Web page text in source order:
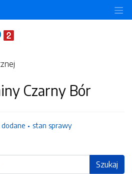
Czarny Bór
stan sprawy
Szukaj